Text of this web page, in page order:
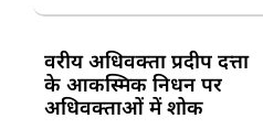
वरीय अधिवक्ता प्रदीप दत्ता
के आकस्मिक निधन पर
अधिवक्ताओं में शोक